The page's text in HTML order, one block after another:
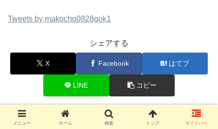
Tweets by makocho0828gok1
シェアする
X Facebook はてブ
LINE コピー
まこちょをフォローする
メニュー ホーム 検索 トップ サイドバー